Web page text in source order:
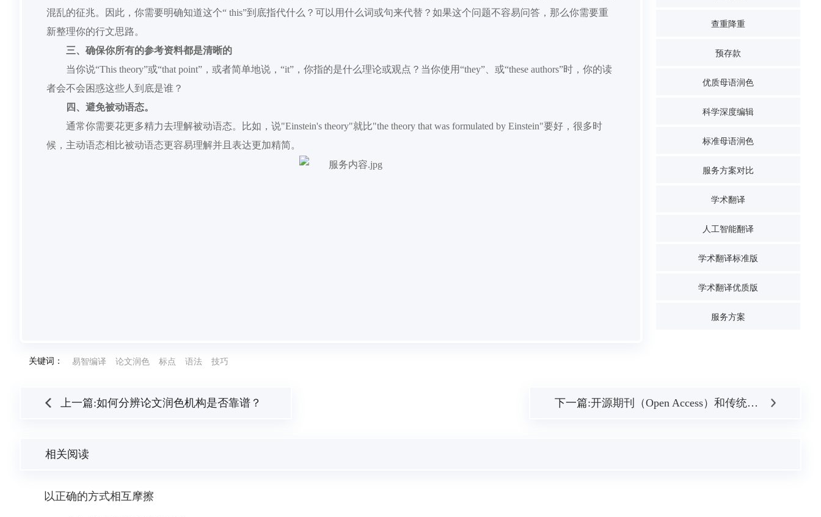
混乱的征兆。因此，你需要明确知道这个“ this”到底指代什么？可以用什么词或句来代替？如果这个问题不容易问答，那么你需要重
新整理你的行文思路。
三、 确保你所有的参考资料都是清晰的
当你说“This theory”或“that point”，或者简单地说，“it”，你指的是什么理论或观点？当你使用“they”、或“these authors”时，你的读
者会不会困惑这些人到底是谁？
四、 避免被动语态。
通常你需要花更多精力去理解被动语态。 比如， 说"Einstein's theory"就比"the theory that was formulated by Einstein"要好 ，很多时
候，主动语态相比被动语态更容易理解并且表达更加精简。
查重降重
预存款
优质母语润色
科学深度编辑
标准母语润色
服务方案对比
学术翻译
人工智能翻译
学术翻译标准版
学术翻译优质版
服务方案
关键词： 易智编译 论文润色 标点 语法 技巧
上一篇:如何分辨论文润色机构是否靠谱？ 下一篇:开源期刊（Open Access）和传统期刊的不同点
相关阅读
以正确的方式相互摩擦